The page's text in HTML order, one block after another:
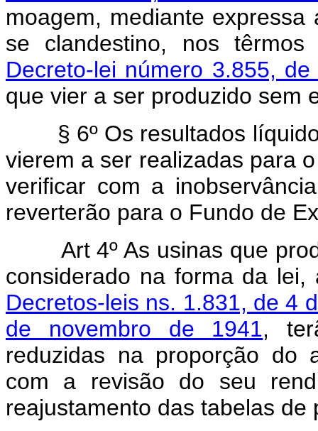
moagem, mediante
se clandestino, nos
Decreto-lei número 3.855,
que vier a ser produzido sem
§ 6º Os resultados
vierem a ser realizadas para
verificar com a
reverterão para o Fundo de
Art 4º As usinas que
considerado na forma da lei,
Decretos-leis ns. 1.831, de 4
de novembro de 1941,
reduzidas na proporção do
com a revisão do seu
reajustamento das tabelas